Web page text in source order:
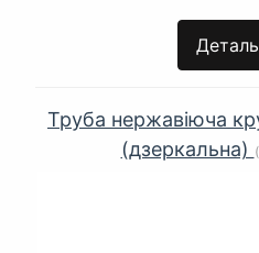
Труба нержавіюча
(дзеркальна)